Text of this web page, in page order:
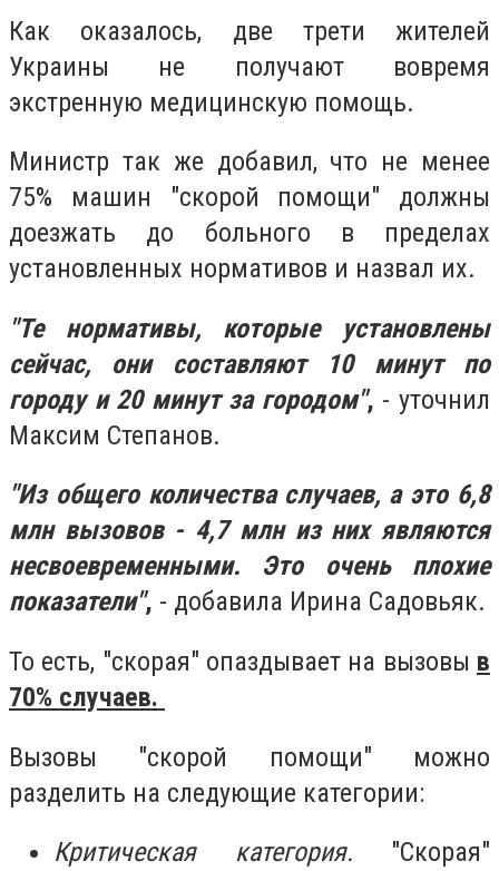
Как оказалось, две трети жителей
Украины не получают вовремя
экстренную медицинскую помощь.
Министр так же добавил, что не менее
75% машин "скорой помощи" должны
доезжать до больного в пределах
установленных нормативов и назвал их.
"Те нормативы, которые установлены
сейчас, они составляют 10 минут по
городу и 20 минут за городом", - уточнил
Максим Степанов.
"Из общего количества случаев, а это 6,8
млн вызовов - 4,7 млн из них являются
несвоевременными. Это очень плохие
показатели", - добавила Ирина Садовьяк.
То есть, "скорая" опаздывает на вызовы в
70% случаев.
Вызовы "скорой помощи" можно
разделить на следующие категории:
Критическая категория. "Скорая"